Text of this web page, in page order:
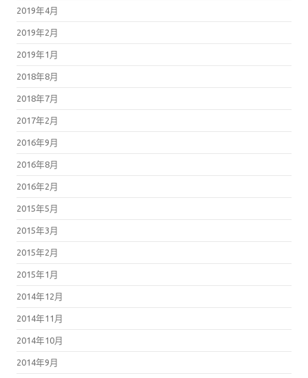
2019年4月
2019年2月
2019年1月
2018年8月
2018年7月
2017年2月
2016年9月
2016年8月
2016年2月
2015年5月
2015年3月
2015年2月
2015年1月
2014年12月
2014年11月
2014年10月
2014年9月